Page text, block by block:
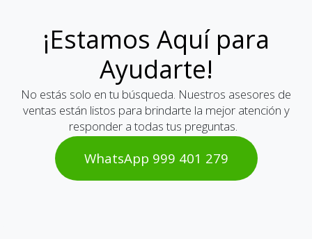
¡Estamos Aquí para
Ayudarte!
No estás solo en tu búsqueda. Nuestros asesores de
ventas están listos para brindarte la mejor atención y
responder a todas tus preguntas.
WhatsAp​​​​p 999 401 2​​79